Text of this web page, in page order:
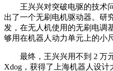
王兴兴对突破电驱的技术
出了一个无刷电机驱动器。研
发，在无人机使用的无刷电调
够用在机器人动力单元上的小
最终，王兴兴用不到 2 万
Xdog，获得了上海机器人设计